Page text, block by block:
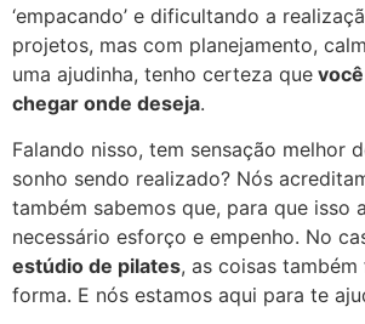
‘empacando’ e dificultando a
projetos, mas com planejamento,
uma ajudinha, tenho certeza que
chegar onde deseja.
Falando nisso, tem sensação melhor
sonho sendo realizado? Nós
também sabemos que, para que isso
necessário esforço e empenho. No
estúdio de pilates, as coisas
forma. E nós estamos aqui para te